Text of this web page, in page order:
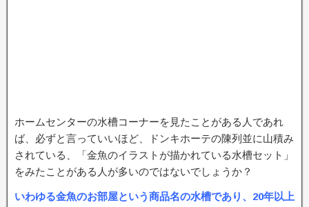
ホームセンターの水槽コーナーを見たことがある人であれ
ば、必ずと言っていいほど、ドンキホーテの陳列並に山積み
されている、「金魚のイラストが描かれている水槽セット」
をみたことがある人が多いのではないでしょうか？
いわゆる金魚のお部屋という商品名の水槽であり、20年以上